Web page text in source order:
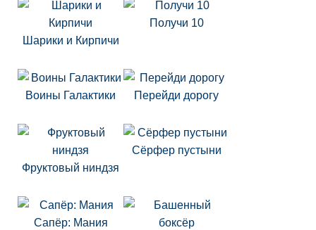
Шарики и Кирпичи
Получи 10
Воины Галактики Перейди дорогу
Фруктовый ниндзя
Сёрфер пустыни
Сапёр: Мания